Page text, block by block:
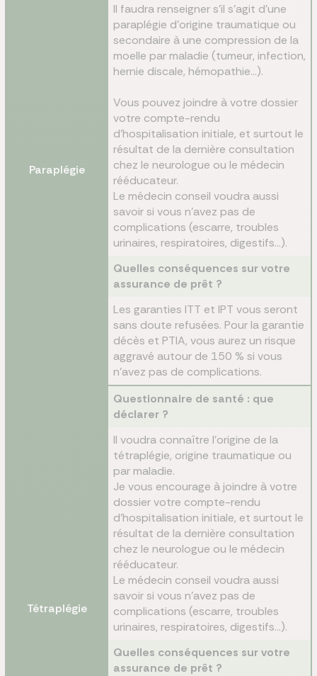
Paraplégie
Il faudra renseigner s’il s’agit d’une
paraplégie d’origine traumatique ou
secondaire à une compression de la
moelle par maladie (tumeur, infection,
hernie discale, hémopathie…).
Vous pouvez joindre à votre dossier
votre compte-rendu
d’hospitalisation initiale, et surtout le
résultat de la dernière consultation
chez le neurologue ou le médecin
rééducateur.
Le médecin conseil voudra aussi
savoir si vous n’avez pas de
complications (escarre, troubles
urinaires, respiratoires, digestifs…).
Quelles conséquences sur votre
assurance de prêt ?
Les garanties ITT et IPT vous seront
sans doute refusées. Pour la garantie
décès et PTIA, vous aurez un risque
aggravé autour de 150 % si vous
n’avez pas de complications.
Tétraplégie
Questionnaire de santé : que
déclarer ?
Il voudra connaître l’origine de la
tétraplégie, origine traumatique ou
par maladie.
Je vous encourage à joindre à votre
dossier votre compte-rendu
d’hospitalisation initiale, et surtout le
résultat de la dernière consultation
chez le neurologue ou le médecin
rééducateur.
Le médecin conseil voudra aussi
savoir si vous n’avez pas de
complications (escarre, troubles
urinaires, respiratoires, digestifs…).
Quelles conséquences sur votre
assurance de prêt ?